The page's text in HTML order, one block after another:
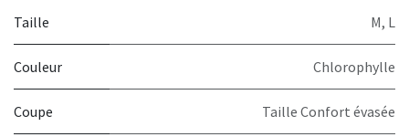
Taille M, L
Couleur Chlorophylle
Coupe Taille Confort évasée